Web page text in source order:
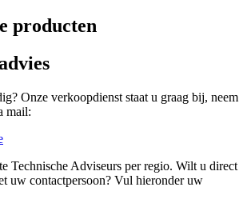
producten
Onze verkoopdienst staat u graag bij, neem
mail:
Technische Adviseurs per regio. Wilt u direct
uw contactpersoon? Vul hieronder uw